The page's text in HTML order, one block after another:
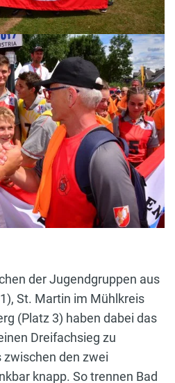
der Jugendgruppen aus
St. Martin im Mühlkreis
(Platz 3) haben dabei das
Dreifachsieg zu
zwischen den zwei
knapp. So trennen Bad